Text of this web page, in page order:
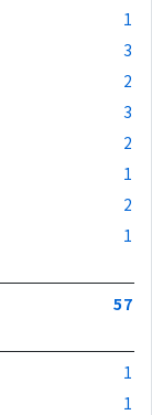
1
3
2
3
2
1
2
1
57
1
1